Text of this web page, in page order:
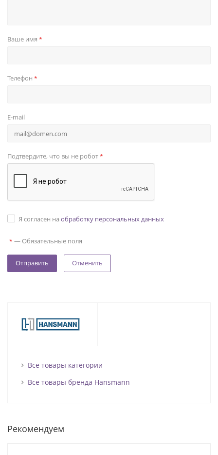
Ваше имя *
Телефон *
E-mail
Подтвердите, что вы не робот*
Я согласен на обработку персональных данных
* — Обязательные поля
Отменить
Все товары категории
Все товары бренда Hansmann
Рекомендуем